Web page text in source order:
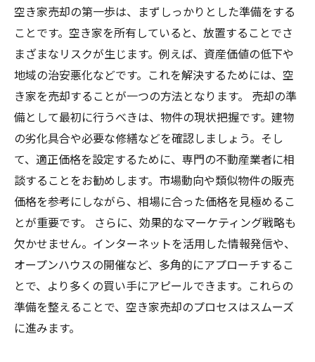
空き家売却の第一歩は、まずしっかりとした準備をする
ことです。空き家を所有していると、放置することでさ
まざまなリスクが生じます。例えば、資産価値の低下や
地域の治安悪化などです。これを解決するためには、空
き家を売却することが一つの方法となります。 売却の準
備として最初に行うべきは、物件の現状把握です。建物
の劣化具合や必要な修繕などを確認しましょう。そし
て、適正価格を設定するために、専門の不動産業者に相
談することをお勧めします。市場動向や類似物件の販売
価格を参考にしながら、相場に合った価格を見極めるこ
とが重要です。 さらに、効果的なマーケティング戦略も
欠かせません。インターネットを活用した情報発信や、
オープンハウスの開催など、多角的にアプローチするこ
とで、より多くの買い手にアピールできます。これらの
準備を整えることで、空き家売却のプロセスはスムーズ
に進みます。